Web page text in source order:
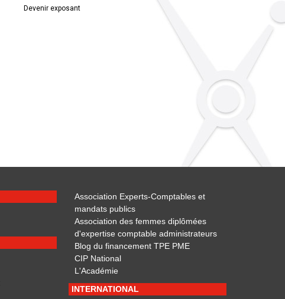
Devenir exposant
Association Experts-Comptables et
mandats publics
Association des femmes diplômées
d'expertise comptable administrateurs
Blog du financement TPE PME
CIP National
L'Académie
INTERNATIONAL